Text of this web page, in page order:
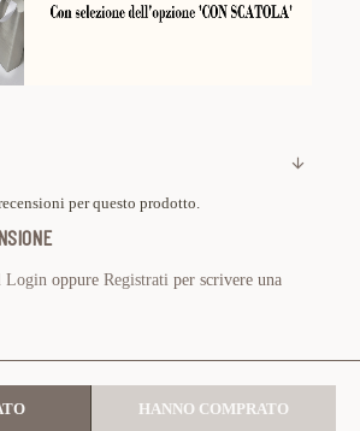
per questo prodotto.
Login oppure Registrati per scrivere una
HANNO COMPRATO